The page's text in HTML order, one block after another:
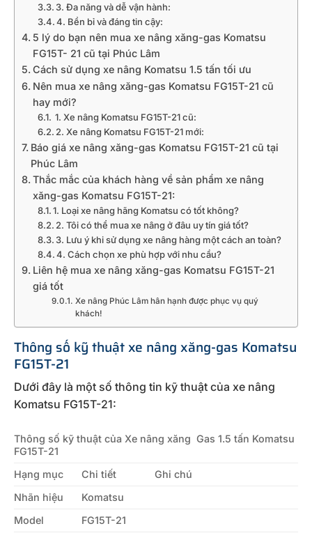
3. Đa năng và dễ vận hành:
4. Bền bỉ và đáng tin cậy:
5 lý do bạn nên mua xe nâng xăng-gas Komatsu
FG15T- 21 cũ tại Phúc Lâm
Cách sử dụng xe nâng Komatsu 1.5 tấn tối ưu
Nên mua xe nâng xăng-gas Komatsu FG15T-21 cũ
hay mới?
1. Xe nâng Komatsu FG15T-21 cũ:
2. Xe nâng Komatsu FG15T-21 mới:
Báo giá xe nâng xăng-gas Komatsu FG15T-21 cũ tại
Phúc Lâm
Thắc mắc của khách hàng về sản phẩm xe nâng
xăng-gas Komatsu FG15T-21:
1. Loại xe nâng hãng Komatsu có tốt không?
2. Tôi có thể mua xe nâng ở đâu uy tín giá tốt?
3. Lưu ý khi sử dụng xe nâng hàng một cách an toàn?
4. Cách chọn xe phù hợp với nhu cầu?
Liên hệ mua xe nâng xăng-gas Komatsu FG15T-21
giá tốt
Xe nâng Phúc Lâm hân hạnh được phục vụ quý
khách!
Thông số kỹ thuật xe nâng xăng-gas Komatsu
FG15T-21
Dưới đây là một số thông tin kỹ thuật của xe nâng
Komatsu FG15T-21:
Thông số kỹ thuật của Xe nâng xăng Gas 1.5 tấn Komatsu
FG15T-21
Hạng mục
Chi tiết
Ghi chú
Nhãn hiệu
Komatsu
Model
FG15T-21